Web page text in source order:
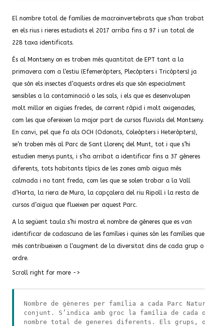
El nombre total de famílies de macroinvertebrats que s’han trobat
en els rius i rieres estudiats el 2017 arriba fins a 97 i un total de
228 taxa identificats.
És al Montseny on es troben més quantitat de EPT tant a la
primavera com a l’estiu (Efemeròpters, Plecòpters i Tricòpters) ja
que són els insectes d’aquests ordres els que són especialment
sensibles a la contaminació o les sals, i els que es desenvolupen
molt millor en aigües fredes, de corrent ràpid i molt oxigenades,
com les que ofereixen la major part de cursos fluvials del Montseny.
En canvi, pel que fa als OCH (Odonats, Coleòpters i Heteròpters),
se’n troben més al Parc de Sant Llorenç del Munt, tot i que s’hi
estudien menys punts, i s’ha arribat a identificar fins a 37 gèneres
diferents, tots habitants típics de les zones amb aigua més
calmada i no tant freda, com les que se solen trobar a la Vall
d’Horta, la riera de Mura, la capçalera del riu Ripoll i la resta de
cursos d’aigua que flueixen per aquest Parc.
A la següent taula s’hi mostra el nombre de gèneres que es van
identificar de cadascuna de les famílies i quines són les famílies que
més contribueixen a l’augment de la diversitat dins de cada grup o
ordre.
Scroll right for more ->
Nombre de gèneres per família a cada Parc
conjunt. S’indica amb groc la família de cada
nombre total de generes diferents. Els grups,